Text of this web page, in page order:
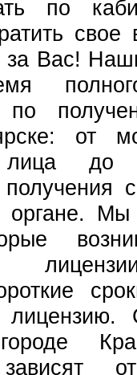
по
Вас!
по
от
лица до
получения
Мы